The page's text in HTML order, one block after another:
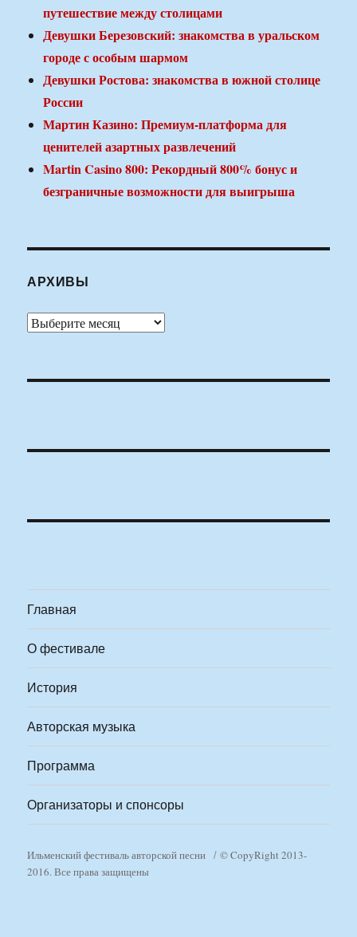
путешествие между столицами
Девушки Березовский: знакомства в уральском
городе с особым шармом
Девушки Ростова: знакомства в южной столице
России
Мартин Казино: Премиум-платформа для
ценителей азартных развлечений
Martin Casino 800: Рекордный 800% бонус и
безграничные возможности для выигрыша
АРХИВЫ
Архивы
Главная
О фестивале
История
Авторская музыка
Программа
Организаторы и спонсоры
Ильменский фестиваль авторской песни
© CopyRight 2013-
2016. Все права защищены